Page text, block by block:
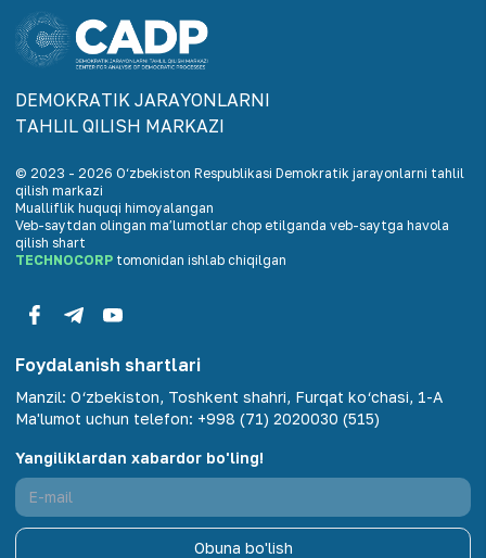
DEMOKRАTIK JАRАYONLАRNI
TАHLIL QILISH MАRKАZI
© 2023 - 2026 O‘zbekiston Respublikasi Demokratik jarayonlarni tahlil
qilish markazi
Mualliflik huquqi himoyalangan
Veb-saytdan olingan maʼlumotlar chop etilganda veb-saytga havola
qilish shart
TECHNOCORP tomonidan ishlab chiqilgan
Foydalanish shartlari
Manzil: O‘zbekiston, Toshkent shahri, Furqat ko‘chasi, 1-A
Ma'lumot uchun telefon: +998 (71) 2020030 (515)
Yangiliklardan xabardor bo'ling!
Obuna bo'lish